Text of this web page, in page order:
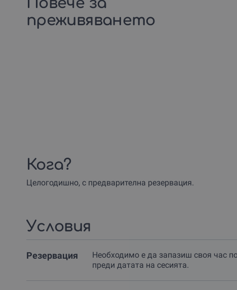
преживяването
Кога?
Целогодишно, с предварителна резервация.
Условия
Резервация
Необходимо е да запазиш своя час
преди датата на сесията.